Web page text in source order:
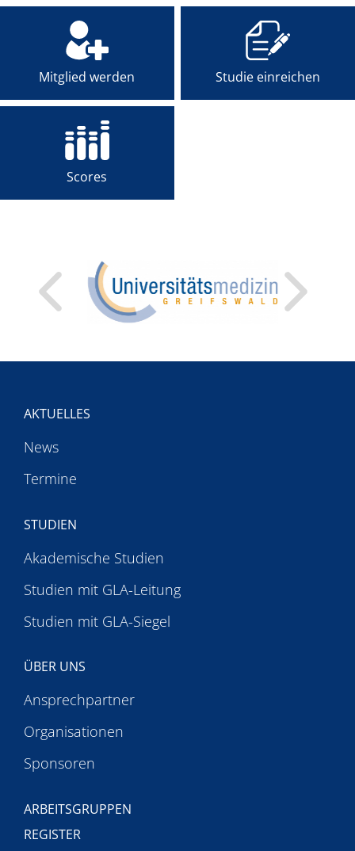
Mitglied werden Studie einreichen
Scores
AKTUELLES
News
Termine
STUDIEN
Akademische Studien
Studien mit GLA-Leitung
Studien mit GLA-Siegel
ÜBER UNS
Ansprechpartner
Organisationen
Sponsoren
ARBEITSGRUPPEN
REGISTER